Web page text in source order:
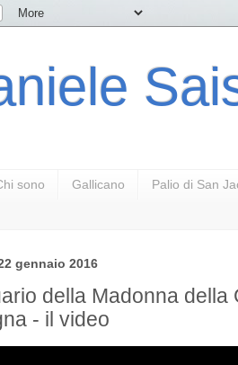
sono Gallicano Palio di San
gennaio 2016
della Madonna della
- il video